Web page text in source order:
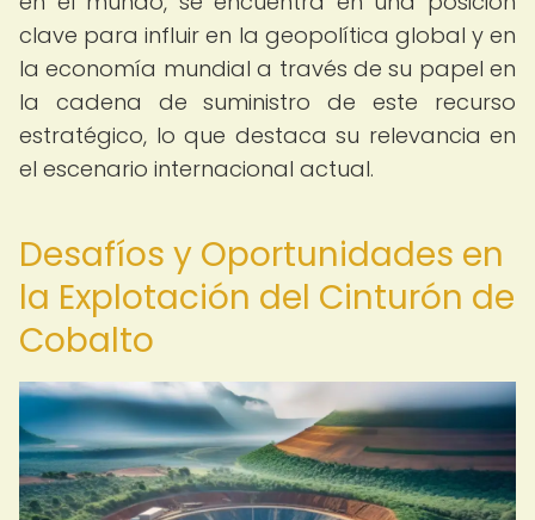
clave para influir en la geopolítica global y en
la economía mundial a través de su papel en
la cadena de suministro de este recurso
estratégico, lo que destaca su relevancia en
el escenario internacional actual.
Desafíos y Oportunidades en
la Explotación del Cinturón de
Cobalto